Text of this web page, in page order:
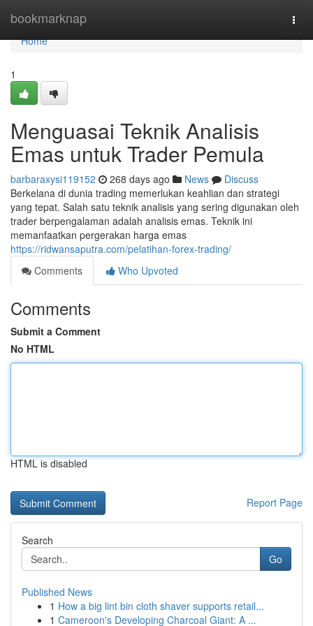
bookmarknap
Home
Home
1
Menguasai Teknik Analisis
Emas untuk Trader Pemula
barbaraxysi119152 268 days ago News
Discuss
Berkelana di dunia trading memerlukan keahlian dan strategi
yang tepat. Salah satu teknik analisis yang sering digunakan oleh
trader berpengalaman adalah analisis emas. Teknik ini
memanfaatkan pergerakan harga emas
https://ridwansaputra.com/pelatihan-forex-trading/
Comments
Who Upvoted
Comments
Submit a Comment
No HTML
HTML is disabled
Report Page
Search
Go
Published News
1 How a big lint bin cloth shaver supports retail...
1 Cameroon's Developing Charcoal Giant: A ...